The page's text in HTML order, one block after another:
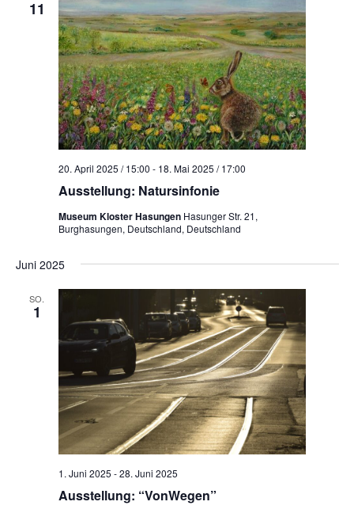
11
Ausstellung: Natursinfonie
20. April 2025 / 15:00 - 18. Mai 2025 / 17:00
Museum Kloster Hasungen Hasunger Str. 21,
Burghasungen, Deutschland, Deutschland
Juni 2025
SO.
1
Ausstellung: “VonWegen”
1. Juni 2025 -28. Juni 2025